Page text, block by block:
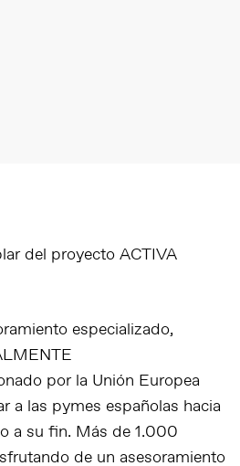
del proyecto ACTIVA
especializado,
por la Unión Europea
a las pymes españolas hacia
a su fin. Más de 1.000
de un asesoramiento